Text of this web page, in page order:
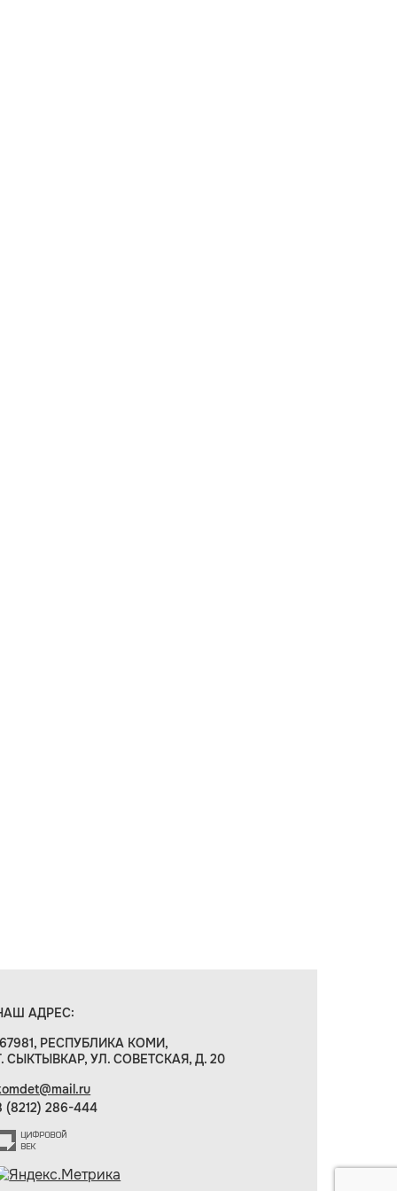
АДРЕС:
РЕСПУБЛИКА КОМИ,
СЫКТЫВКАР, УЛ. СОВЕТСКАЯ, Д. 20
(8212) 286-444